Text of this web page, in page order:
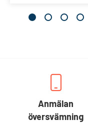
Anmälan
översvämning